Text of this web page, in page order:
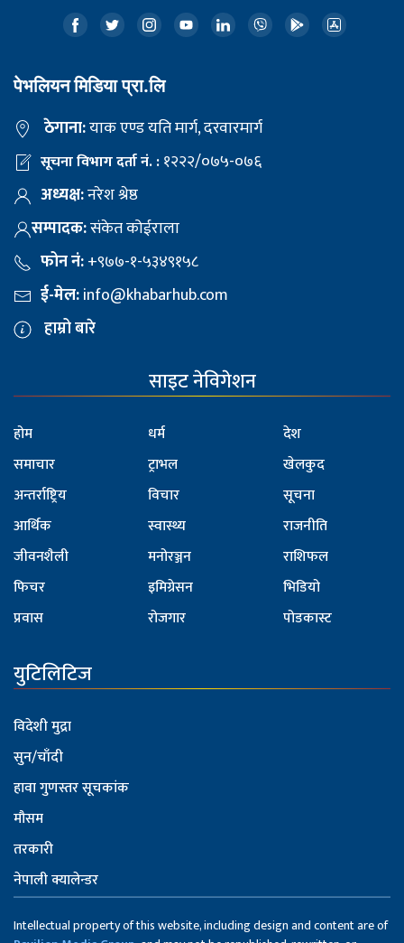
पेभलियन मिडिया प्रा.लि
ठेगाना:याक एण्ड यति मार्ग, दरवारमार्ग
सूचना विभाग दर्ता नं. :१२२२/०७५-०७६
अध्यक्ष:नरेश श्रेष्ठ
सम्पादक:संकेत कोईराला
फोन नं:+९७७-१-५३४९१५८
ई-मेल:info@khabarhub.com
हाम्रो बारे
साइट नेविगेशन
होम
समाचार
अन्तर्राष्ट्रिय
आर्थिक
जीवनशैली
फिचर
प्रवास
धर्म
ट्राभल
विचार
स्वास्थ्य
मनोरञ्जन
इमिग्रेसन
रोजगार
देश
खेलकुद
सूचना
राजनीति
राशिफल
भिडियो
पोडकास्ट
युटिलिटिज
विदेशी मुद्रा
सुन/चाँदी
हावा गुणस्तर सूचकांक
मौसम
तरकारी
नेपाली क्यालेन्डर
Intellectual property of this website, including design and content are of